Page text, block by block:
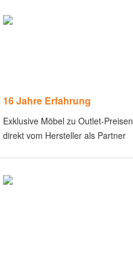
16 Jahre Erfahrung
Exklusive Möbel zu Outlet-Preisen
direkt vom Hersteller als Partner